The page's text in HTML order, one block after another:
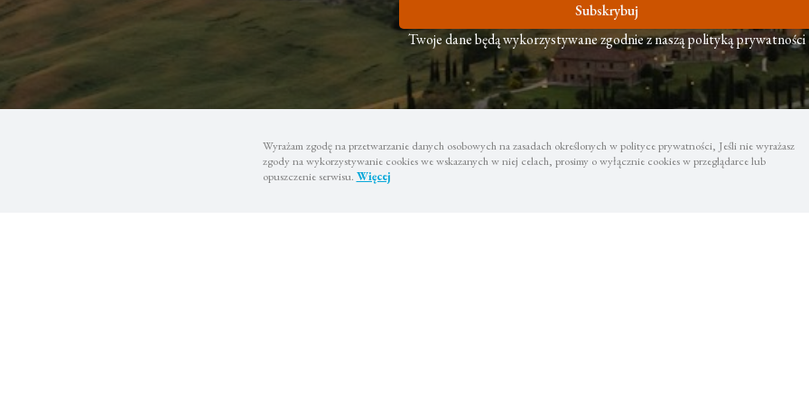
Wyrażam zgodę na przetwarzanie danych osobowych na zasadach określonych w polityce prywatności, Jeśli nie wyrażasz
zgody na wykorzystywanie cookies we wskazanych w niej celach, prosimy o wyłącznie cookies w przeglądarce lub
opuszczenie serwisu. Więcej
Subskrybuj
Twoje dane będą wykorzystywane zgodnie z naszą polityką prywatności